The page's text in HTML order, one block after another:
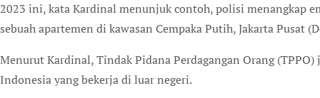
2023 ini, kata Kardinal menunjuk contoh, polisi menangkap
sebuah apartemen di kawasan Cempaka Putih, Jakarta Pusat
Menurut Kardinal, Tindak Pidana Perdagangan Orang
Indonesia yang bekerja di luar negeri.